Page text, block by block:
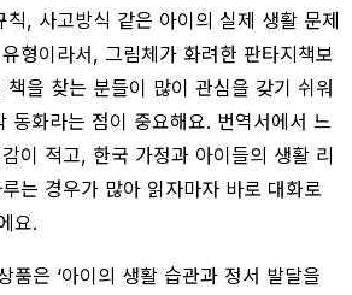
, 사고방식 같은 아이의 실제 생활 문제
형이라서, 그림체가 화려한 판타지책보
을 찾는 분들이 많이 관심을 갖기 쉬워
동화라는 점이 중요해요. 번역서에서 느
이 적고, 한국 가정과 아이들의 생활 리
는 경우가 많아 읽자마자 바로 대화로
요.
품은 ‘아이의 생활 습관과 정서 발달을